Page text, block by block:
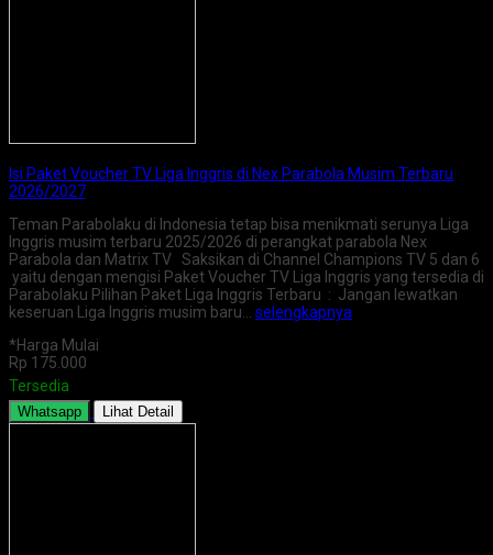
Isi Paket Voucher TV Liga Inggris di Nex Parabola Musim Terbaru
2026/2027
Teman Parabolaku di Indonesia tetap bisa menikmati serunya Liga
Inggris musim terbaru 2025/2026 di perangkat parabola Nex
Parabola dan Matrix TV Saksikan di Channel Champions TV 5 dan 6
yaitu dengan mengisi Paket Voucher TV Liga Inggris yang tersedia di
Parabolaku Pilihan Paket Liga Inggris Terbaru : Jangan lewatkan
keseruan Liga Inggris musim baru… selengkapnya
*Harga Mulai
Rp 175.000
Tersedia
Whatsapp Lihat Detail